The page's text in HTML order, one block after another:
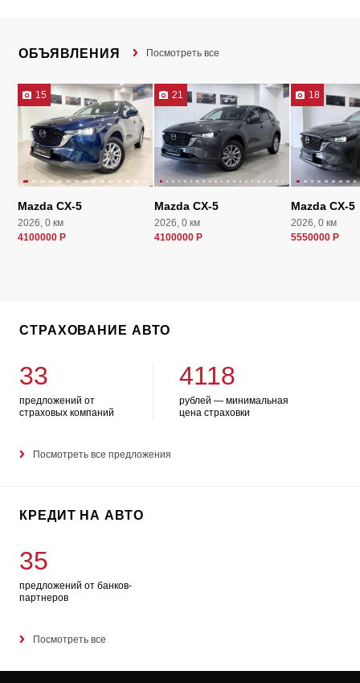
ОБЪЯВЛЕНИЯ Посмотреть все
15
Mazda CX-5
2026, 0 км
4100000 Р
21
Mazda CX-5
2026, 0 км
4100000 Р
18
Mazda CX-5
2026, 0 км
5550000 Р
СТРАХОВАНИЕ АВТО
33
предложений от
страховых компаний
4118
рублей — минимальная
цена страховки
Посмотреть все предложения
КРЕДИТ НА АВТО
35
предложений от банков-
партнеров
Посмотреть все